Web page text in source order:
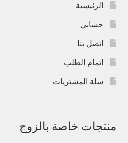
الرئيسية
حسابي
اتصل بنا
اتمام الطلب
سلة المشتريات
منتجات خاصة بالزوج